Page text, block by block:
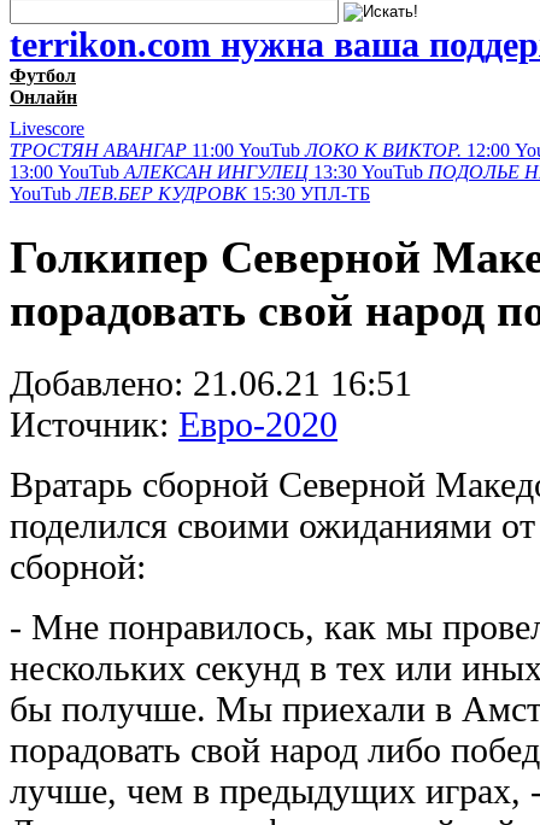
terrikon.com нужна ваша
Футбол
Онлайн
Livescore
ТРОСТЯН АВАНГАР 11:00 YouTub ЛОКО К ВИКТОР. 12:00
13:00 YouTub АЛЕКСАН ИНГУЛЕЦ 13:30 YouTub ПОДОЛЬЕ
YouTub ЛЕВ.БЕР КУДРОВК 15:30 УПЛ-ТБ
Голкипер Северной
порадовать свой народ
Добавлено: 21.06.21 16:51
Источник: Евро-2020
Вратарь сборной Северной
поделился своими ожиданиями
сборной:
- Мне понравилось, как мы
нескольких секунд в тех или
бы получше. Мы приехали в
порадовать свой народ либо
лучше, чем в предыдущих играх,